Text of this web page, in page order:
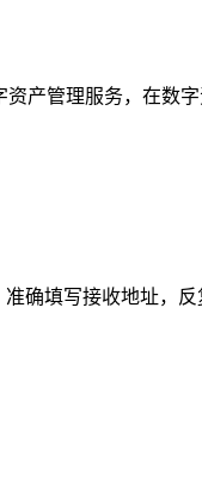
产管理服务，在数
确填写接收地址，